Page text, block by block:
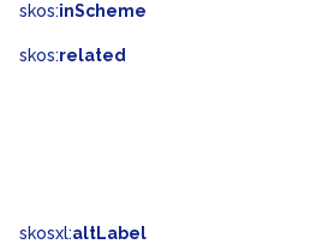
skos:inScheme
skos:related
skosxl:altLabel